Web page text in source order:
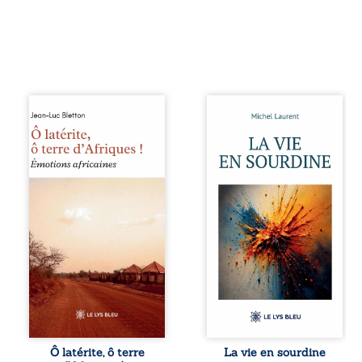
Ô latérite, ô terre
d’Afriques ! est un
poétique et
authentique aux
paysages, aux
émotions brutes
d’un continent en
entre traditions et
modernité. Des
souvenirs intimes
– la pluie à
Namoungou, le
baobab de
Zagtouli – aux
portraits
Ô latérite, ô terre
Nina et Pierre se
très jeunes,
presque par
hasard, et se sont
aimés simplement,
persuadés que la
présence de
l’autre suffirait. Ils
mènent une
existence
modeste, rythmée
par le travail, la
fatigue et les
de la mère de
vivent, fragilise un
La vie en sourdine